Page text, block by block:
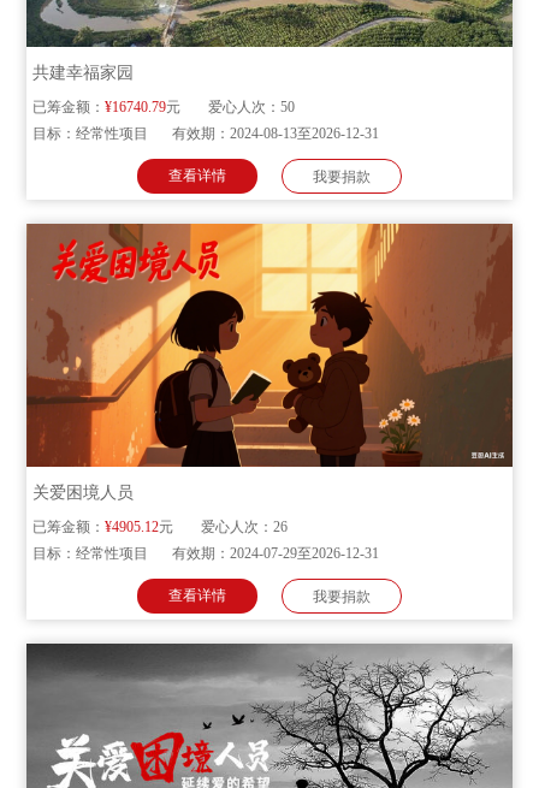
共建幸福家园
已筹金额：¥16740.79元 爱心人次：50
目标：经常性项目 有效期：2024-08-13至2026-12-31
查看详情 我要捐款
关爱困境人员
已筹金额：¥4905.12元 爱心人次：26
目标：经常性项目 有效期：2024-07-29至2026-12-31
查看详情 我要捐款